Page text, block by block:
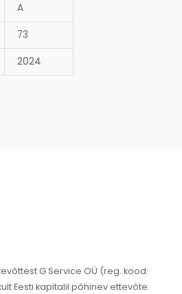
A
73
2024
G Service OÜ (reg. kood:
Eesti kapitalil põhinev ettevõte.